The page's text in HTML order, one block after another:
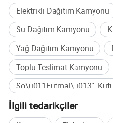
Elektrikli Dağıtım Kamyonu
Su Dağıtım Kamyonu
Yağ Dağıtım Kamyonu
Toplu Teslimat Kamyonu
İlgili tedarikçiler